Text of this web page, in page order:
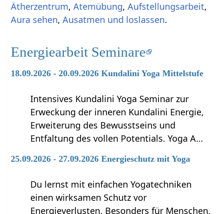
Ätherzentrum,Atemübung,Aufstellungsarbeit,
Aura sehen,Ausatmen und loslassen.
Energiearbeit Seminare
18.09.2026 - 20.09.2026 Kundalini Yoga Mittelstufe
Intensives Kundalini Yoga Seminar zur
Erweckung der inneren Kundalini Energie,
Erweiterung des Bewusstseins und
Entfaltung des vollen Potentials. Yoga A…
25.09.2026 - 27.09.2026 Energieschutz mit Yoga
Du lernst mit einfachen Yogatechniken
einen wirksamen Schutz vor
Energieverlusten. Besonders für Menschen,